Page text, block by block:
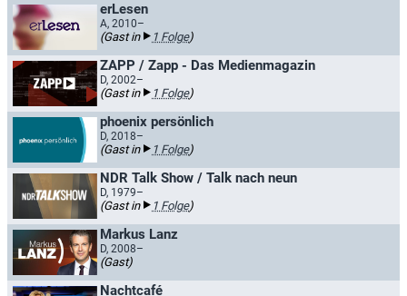
erLesen
A, 2010–
(Gast in 1 Folge)
ZAPP / Zapp - Das Medienmagazin
D, 2002–
(Gast in 1 Folge)
phoenix persönlich
D, 2018–
(Gast in 1 Folge)
NDR Talk Show / Talk nach neun
D, 1979–
(Gast in 1 Folge)
Markus Lanz
D, 2008–
(Gast)
Nachtcafé